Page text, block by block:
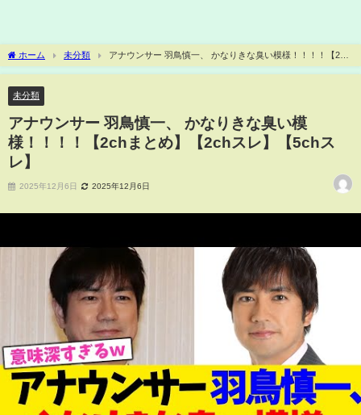
ホーム 未分類
アナウンサー 羽鳥慎一、 かなりきな臭い模様！！！！【2ch
まとめ】【2chスレ】【5chスレ】
未分類
アナウンサー 羽鳥慎一、 かなりきな臭い模
様！！！！【2chまとめ】【2chスレ】【5chス
レ】
2025年12月6日 2025年12月6日